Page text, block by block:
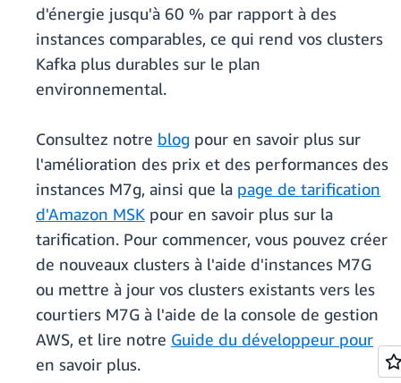
d'énergie jusqu'à 60 % par rapport à des
instances comparables, ce qui rend vos clusters
Kafka plus durables sur le plan
environnemental.
Consultez notre blog pour en savoir plus sur
l'amélioration des prix et des performances des
instances M7g, ainsi que la page de tarification
d'Amazon MSK pour en savoir plus sur la
tarification. Pour commencer, vous pouvez créer
de nouveaux clusters à l'aide d'instances M7G
ou mettre à jour vos clusters existants vers les
courtiers M7G à l'aide de la console de gestion
AWS, et lire notre Guide du développeur pour
en savoir plus.